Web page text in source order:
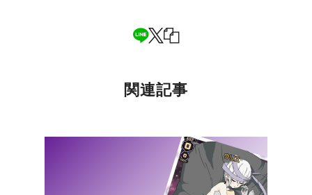
関連記事